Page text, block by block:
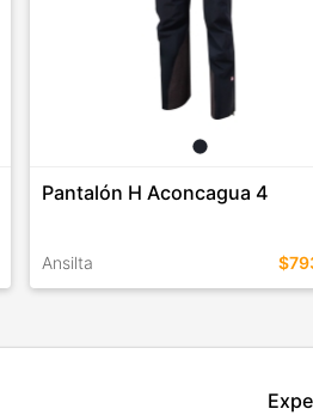
Pantalón H Aconcagua 4
Ansilta